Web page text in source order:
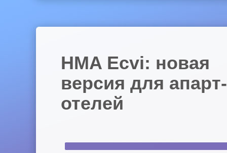
HMA Ecvi: новая
версия для апарт-
отелей